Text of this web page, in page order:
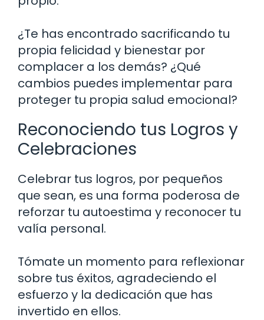
¿Te has encontrado sacrificando tu
propia felicidad y bienestar por
complacer a los demás? ¿Qué
cambios puedes implementar para
proteger tu propia salud emocional?
Reconociendo tus Logros y
Celebraciones
Celebrar tus logros, por pequeños
que sean, es una forma poderosa de
reforzar tu autoestima y reconocer tu
valía personal.
Tómate un momento para reflexionar
sobre tus éxitos, agradeciendo el
esfuerzo y la dedicación que has
invertido en ellos.